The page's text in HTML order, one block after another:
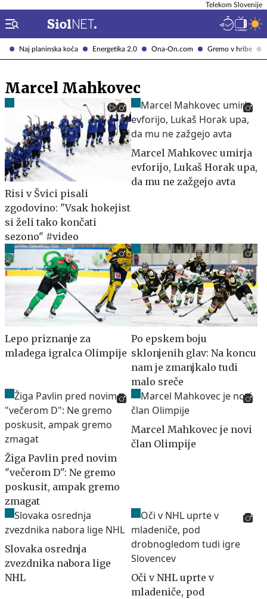
Naj planinska koča Energetika 2.0 Ona-On.com Gremo v hribe
Telekom Slovenije
Marcel Mahkovec
Risi v Švici pisali
zgodovino: "Vsak hokejist
si želi tako končati
sezono" #video
Marcel Mahkovec umirja
evforijo, Lukaš Horak upa,
da mu ne zažgejo avta
Lepo priznanje za
mladega igralca Olimpije
Po epskem boju
sklonjenih glav: Na koncu
nam je zmanjkalo tudi
malo sreče
Žiga Pavlin pred novim
"večerom D": Ne gremo
poskusit, ampak gremo
zmagat
Marcel Mahkovec je novi
član Olimpije
Slovaka osrednja
zvezdnika nabora lige
NHL
Oči v NHL uprte v
mladeniče, pod